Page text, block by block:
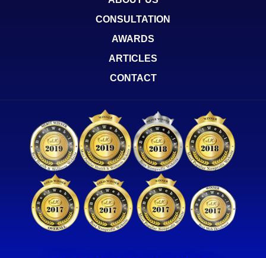
CONSULTATION
AWARDS
ARTICLES
CONTACT